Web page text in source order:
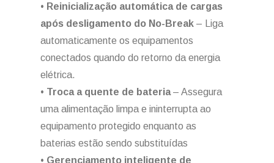
• Reinicialização automática de cargas
após desligamento do No-Break – Liga
automaticamente os equipamentos
conectados quando do retorno da energia
elétrica.
• Troca a quente de bateria– Assegura
uma alimentação limpa e ininterrupta ao
equipamento protegido enquanto as
baterias estão sendo substituídas
• Gerenciamento inteligente de